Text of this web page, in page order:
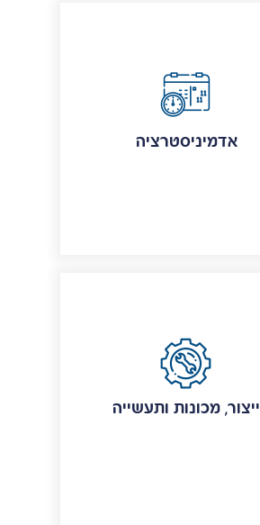
אדמיניסטרציה
ייצור, מכונות ותעשייה